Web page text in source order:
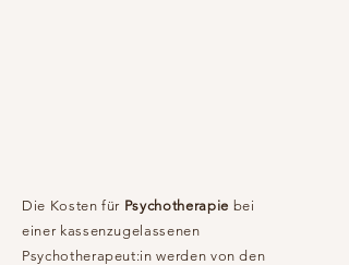
Die Kosten für Psychotherapie bei
einer kassenzugelassenen
Psychotherapeut:in werden von den